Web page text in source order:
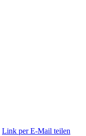
Link per E-Mail teilen